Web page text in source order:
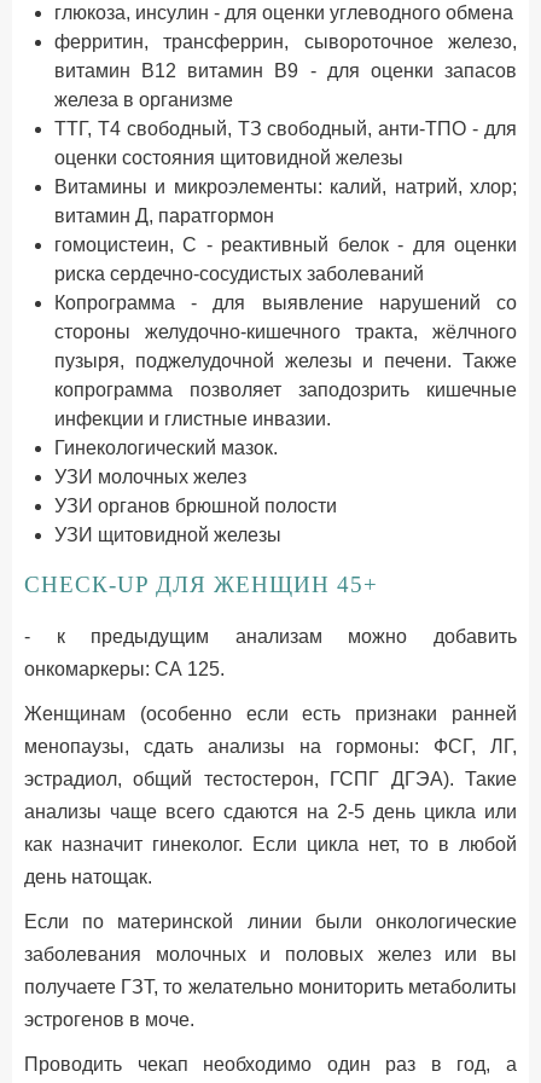
глюкоза, инсулин - для оценки углеводного обмена
ферритин, трансферрин, сывороточное железо,
витамин В12 витамин В9 - для оценки запасов
железа в организме
ТТГ, Т4 свободный, ТЗ свободный, анти-ТПО - для
оценки состояния щитовидной железы
Витамины и микроэлементы: калий, натрий, хлор;
витамин Д, паратгормон
гомоцистеин, С - реактивный белок - для оценки
риска сердечно-сосудистых заболеваний
Копрограмма - для выявление нарушений со
стороны желудочно-кишечного тракта, жёлчного
пузыря, поджелудочной железы и печени. Также
копрограмма позволяет заподозрить кишечные
инфекции и глистные инвазии.
Гинекологический мазок.
УЗИ молочных желез
УЗИ органов брюшной полости
УЗИ щитовидной железы
СНЕСК-UP ДЛЯ ЖЕНЩИН 45+
- к предыдущим анализам можно добавить
онкомаркеры: СА 125.
Женщинам (особенно если есть признаки ранней
менопаузы, сдать анализы на гормоны: ФСГ, ЛГ,
эстрадиол, общий тестостерон, ГСПГ ДГЭА). Такие
анализы чаще всего сдаются на 2-5 день цикла или
как назначит гинеколог. Если цикла нет, то в любой
день натощак.
Если по материнской линии были онкологические
заболевания молочных и половых желез или вы
получаете ГЗТ, то желательно мониторить метаболиты
эстрогенов в моче.
Проводить чекап необходимо один раз в год, а